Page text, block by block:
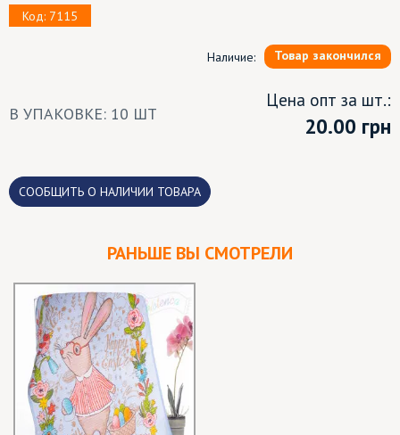
Код: 7115
Наличие: Товар закончился
В УПАКОВКЕ: 10 ШТ
Цена опт за шт.:
20.00 грн
CООБЩИТЬ О НАЛИЧИИ ТОВАРА
РАНЬШЕ ВЫ СМОТРЕЛИ